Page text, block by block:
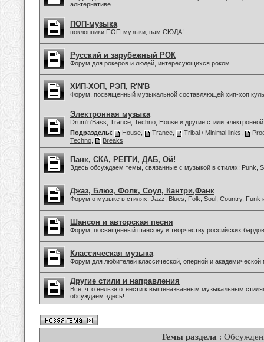
альтернативе.
ПОП-музыка
поклонники ПОП-музыки, вам СЮДА!
Русский и зарубежный РОК
Форум для рокеров и людей, интересующихся роком.
ХИП-ХОП, РЭП, R'N'B
Форум, посвященный музыкальной составляющей хип-хоп
Электронная музыка
Drum'n'Bass, Trance, Techno, House и другие стили
Подразделы: House Trance Tribal / Minimal links
Techno
Breaks
Панк, СКА, РЕГГИ, ДАБ, Ой!
Здесь обсуждаем темы, связанные с музыкой в стилях: Punk,
Джаз, Блюз, Фолк, Соул, Кантри,Фанк
Форум о музыке в стилях: Jazz, Blues, Folk, Soul, Country, Funk
Шансон и авторская песня
Форум, посвящённый шансону и творчеству российских
Классическая музыка
Форум для любителей классической, оперной и академической
Другие стили и направления
Всё, что нельзя отнести к вышеназванным музыкальным
обсуждаем здесь!
Темы раздела :